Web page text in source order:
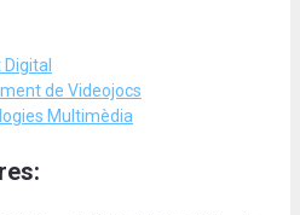
de Videojocs
Multimèdia